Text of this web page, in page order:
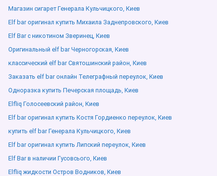
Магазин сигарет Генерала Кульчицкого, Киев
Elf bar оригинал купить Михаила Заднепровского, Киев
Elf Bar с никотином Зверинец, Киев
Оригинальный elf bar Черногорская, Киев
классический elf bar Святошинский район, Киев
Заказать elf bar онлайн Телеграфный переулок, Киев
Одноразка купить Печерская площадь, Киев
Elfliq Голосеевский район, Киев
Elf bar оригинал купить Костя Гордиенко переулок, Киев
купить elf bar Генерала Кульчицкого, Киев
Elf bar оригинал купить Липский переулок, Киев
Elf Bar в наличии Гусовсього, Киев
Elfliq жидкости Остров Водников, Киев